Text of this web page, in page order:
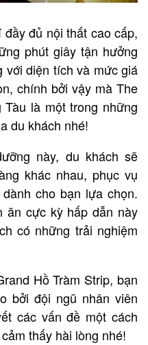
đủ nội thất cao cấp,
phút giây tận hưởng
với diện tích và mức giá
chính bởi vậy mà The
là một trong những
du khách nhé!
này, du khách sẽ
khác nhau, phục vụ
cho bạn lựa chọn.
ăn cực kỳ hấp dẫn này
có những trải nghiệm
Hồ Tràm Strip, bạn
bởi đội ngũ nhân viên
các vấn đề một cách
thấy hài lòng nhé!